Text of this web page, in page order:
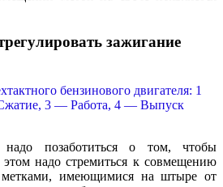
зажигание
бензинового двигателя: 1
3 — Работа, 4 — Выпуск
позаботиться о том, чтобы
надо стремиться к совмещению
метками, имеющимися на штыре от